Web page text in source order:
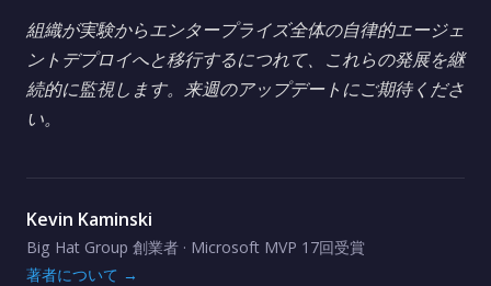
組織が実験からエンタープライズ全体の自律的エージェ
ントデプロイへと移行するにつれて、これらの発展を継
続的に監視します。来週のアップデートにご期待くださ
い。
Kevin Kaminski
Big Hat Group 創業者 · Microsoft MVP 17回受賞
著者について →